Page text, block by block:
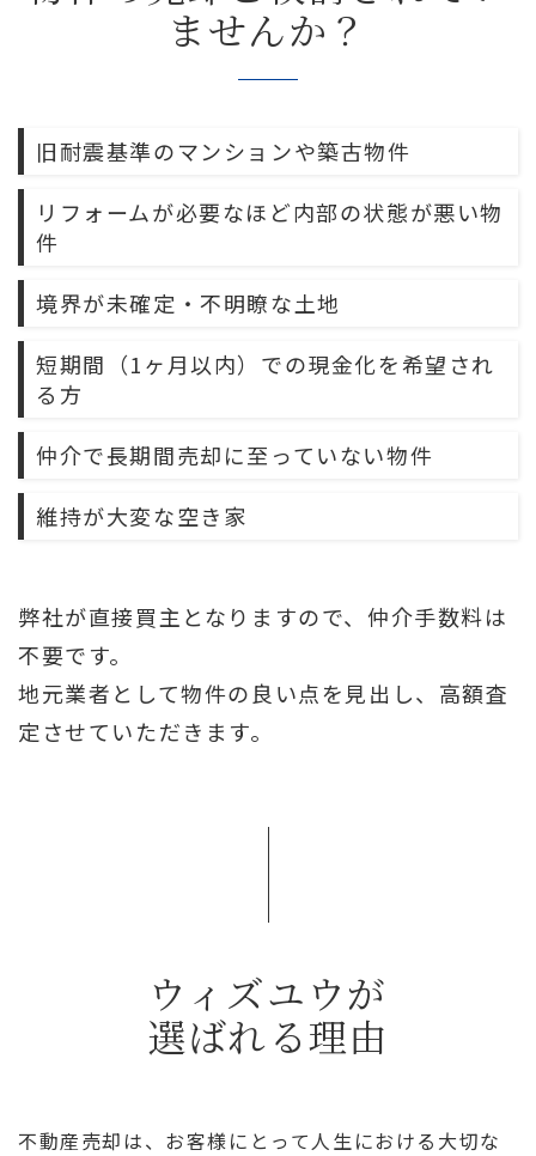
ませんか？
旧耐震基準のマンションや築古物件
リフォームが必要なほど内部の状態が悪い物
件
境界が未確定・不明瞭な土地
短期間（1ヶ月以内）での現金化を希望され
る方
仲介で長期間売却に至っていない物件
維持が大変な空き家
弊社が直接買主となりますので、仲介手数料は
不要です。
地元業者として物件の良い点を見出し、高額査
定させていただきます。
ウィズユウが
選ばれる理由
不動産売却は、お客様にとって人生における大切な